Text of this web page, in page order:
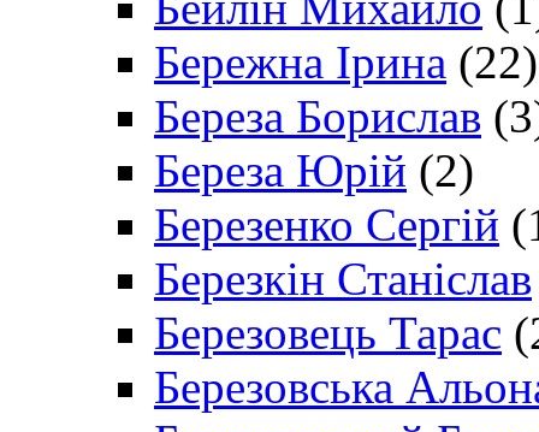
Бережна Ірина (22)
Береза Борислав
Береза Юрій (2)
Березенко Сергій
Березкін Станіслав
Березовець Тарас
Березовська